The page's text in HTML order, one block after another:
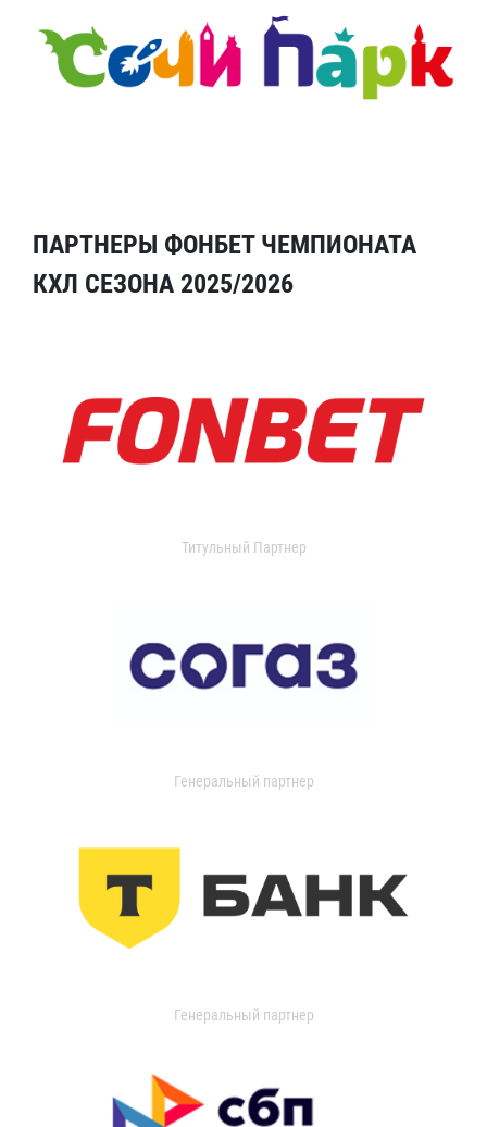
ПАРТНЕРЫ ФОНБЕТ ЧЕМПИОНАТА
КХЛ СЕЗОНА 2025/2026
Титульный Партнер
Генеральный партнер
Генеральный партнер